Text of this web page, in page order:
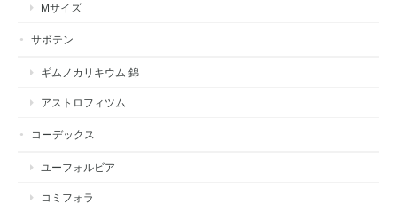
Mサイズ
サボテン
ギムノカリキウム 錦
アストロフィツム
コーデックス
ユーフォルビア
コミフォラ